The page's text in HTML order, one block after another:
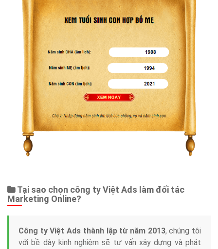
Tại sao chọn công ty Việt Ads làm đối tác
Marketing Online?
Công ty Việt Ads thành lập từ năm 2013, chúng tôi
với bề dày kinh nghiệm sẽ tư vấn xây dựng và phát